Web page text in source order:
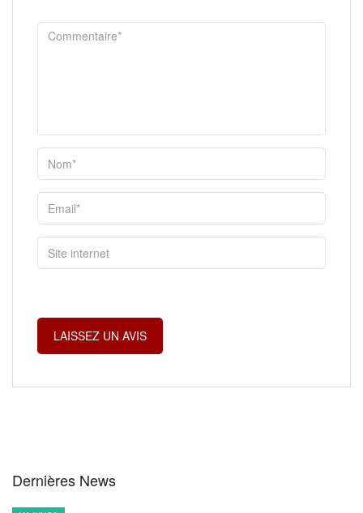
Dernières News